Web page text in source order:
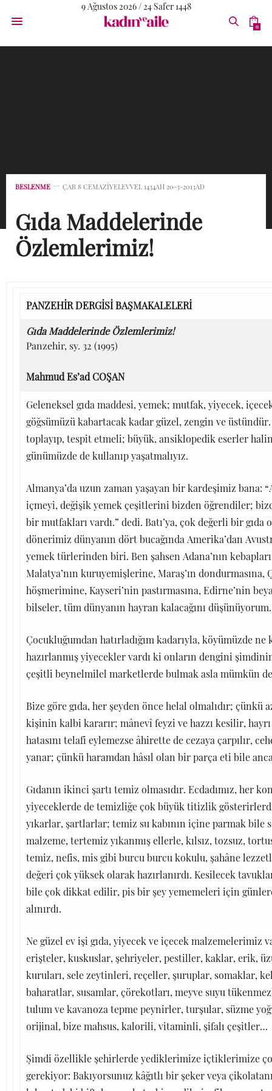
9 Ağustos 2026 / 24 Safer 1448
0
BESLENME ÇAR 8 CEMAZIYELEVVEL 1434AH 20-3-2013AD
Gıda Maddelerinde
Özlemlerimiz!
PANZEHİR DERGİSİ BAŞMAKALELERİ
Gıda Maddelerinde Özlemlerimiz!
Panzehir, sy. 32 (1995)
Mahmud Es’ad COŞAN
Geleneksel gıda maddesi, yemek; mutfak, yiyecek,
göğsümüzü kabartacak kadar güzel, zengin ve
toplayıp, tespit etmeli; büyük, ansiklopedik eserler
günümüzde de kullanıp yaşatmalıyız.
Almanya’da uzun zaman yaşayan bir kardeşimiz bana:
içmeyi, değişik yemek çeşitlerini bizden öğrendiler;
bir mutfakları vardı.” dedi. Batı’ya, çok değerli bir gıda
dönerimiz dünyanın dört bucağında Amerika’dan
yemek türlerinden biri. Ben şahsen Adana’nın
Malatya’nın kuruyemişlerine, Maraş’ın dondurmasına,
höşmerimine, Kayseri’nin pastırmasına, Edirne’nin
bilseler, tüm dünyanın hayran kalacağını düşünüyorum.
Çocukluğumdan hatırladığım kadarıyla, köyümüzde
hazırlanmış yiyecekler vardı ki onların dengini
çeşitli beynelmilel marketlerde bulmak asla mümkün
Bize göre gıda, her şeyden önce helal olmalıdır; çünkü
kişinin kalbi kararır; mânevî feyzi ve hazzı kesilir,
hatasını telafi eylemezse âhirette de cezaya çarpılır,
yanar; çünkü haramdan hâsıl olan bir parça eti bile
Gıdanın ikinci şartı temiz olmasıdır. Ecdadımız, her
yiyeceklerde de temizliğe çok büyük titizlik
yıkarlar, şartlarlar; temiz su kabının içine parmak bile
malzeme, tertemiz yıkanmış ellerle, kılsız, tozsuz,
temiz, nefis, mis gibi burcu burcu kokulu, şahâne
değeri çok yüksek olarak hazırlanırdı. Kesilecek
bile çok dikkat edilir, pis bir şey yememeleri için
alınırdı.
Ne güzel ev işi gıda, yiyecek ve içecek malzemelerimiz
erişteler, kuskuslar, şehriyeler, pestiller, kaklar, erik,
kuruları, sele zeytinleri, reçeller, şuruplar, somaklar,
baharatlar, susamlar, çörekotları, meyve suyu
tulum ve kavanoza tepme peynirler, turşular, süzme
orijinal, bize mahsus, kalorili, vitaminli, şifalı çeşitler…
Şimdi özellikle şehirlerde yediklerimize içtiklerimize
gerekiyor: Bakıyorsunuz kâğıtlı bir şeker veya